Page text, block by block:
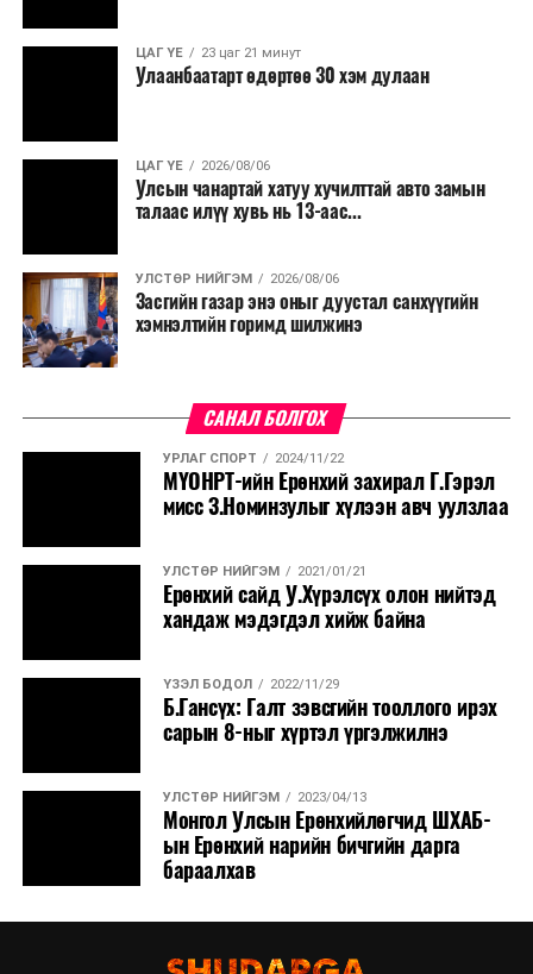
ЦАГ ҮЕ 23 цаг 21 минут
Улаанбаатарт өдөртөө 30 хэм дулаан
ЦАГ ҮЕ 2026/08/06
Улсын чанартай хатуу хучилттай авто замын
талаас илүү хувь нь 13-аас...
УЛСТӨР НИЙГЭМ 2026/08/06
Засгийн газар энэ оныг дуустал санхүүгийн
хэмнэлтийн горимд шилжинэ
САНАЛ БОЛГОХ
УРЛАГ СПОРТ 2024/11/22
МҮОНРТ-ийн Ерөнхий захирал Г.Гэрэл
мисс З.Номинзулыг хүлээн авч уулзлаа
УЛСТӨР НИЙГЭМ 2021/01/21
Ерөнхий сайд У.Хүрэлсүх олон нийтэд
хандаж мэдэгдэл хийж байна
ҮЗЭЛ БОДОЛ 2022/11/29
Б.Гансүх: Галт зэвсгийн тооллого ирэх
сарын 8-ныг хүртэл үргэлжилнэ
УЛСТӨР НИЙГЭМ 2023/04/13
Монгол Улсын Ерөнхийлөгчид ШХАБ-
ын Ерөнхий нарийн бичгийн дарга
бараалхав